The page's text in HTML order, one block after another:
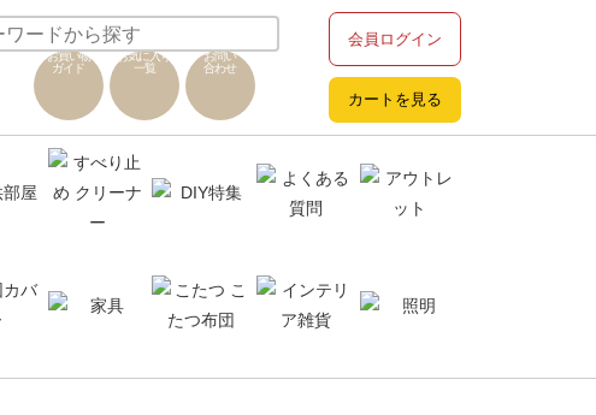
お買い物
ガイド
お気に入り
一覧
お問い
合わせ
会員ログイン
カートを見る